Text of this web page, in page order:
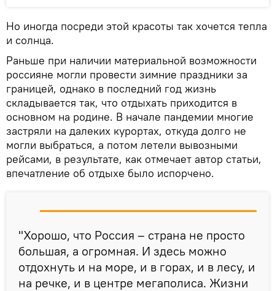
Но иногда посреди этой красоты так хочется тепла
и солнца.
Раньше при наличии материальной возможности
россияне могли провести зимние праздники за
границей, однако в последний год жизнь
складывается так, что отдыхать приходится в
основном на родине. В начале пандемии многие
застряли на далеких курортах, откуда долго не
могли выбраться, а потом летели вывозными
рейсами, в результате, как отмечает автор статьи,
впечатление об отдыхе было испорчено.
"Хорошо, что Россия – страна не просто
большая, а огромная. И здесь можно
отдохнуть и на море, и в горах, и в лесу, и
на речке, и в центре мегаполиса. Жизни